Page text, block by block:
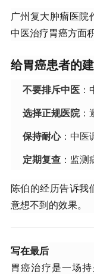
广州复大肿瘤医院
中医治疗胃癌方面
给胃癌患者的
不要排斥中医：
选择正规医院：
保持耐心：中医
定期复查：监测
陈伯的经历告诉我
意想不到的效果。
写在最后
胃癌治疗是一场